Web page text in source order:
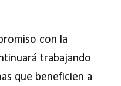
con la
trabajando
que beneficien a